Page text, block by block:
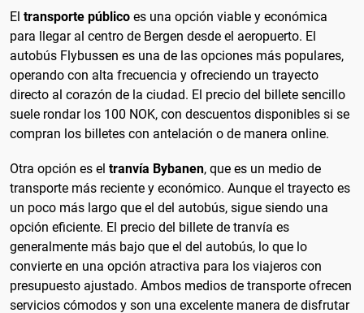
El transporte público es una opción viable y económica
para llegar al centro de Bergen desde el aeropuerto. El
autobús Flybussen es una de las opciones más populares,
operando con alta frecuencia y ofreciendo un trayecto
directo al corazón de la ciudad. El precio del billete sencillo
suele rondar los 100 NOK, con descuentos disponibles si se
compran los billetes con antelación o de manera online.
Otra opción es el tranvía Bybanen, que es un medio de
transporte más reciente y económico. Aunque el trayecto es
un poco más largo que el del autobús, sigue siendo una
opción eficiente. El precio del billete de tranvía es
generalmente más bajo que el del autobús, lo que lo
convierte en una opción atractiva para los viajeros con
presupuesto ajustado. Ambos medios de transporte ofrecen
servicios cómodos y son una excelente manera de disfrutar